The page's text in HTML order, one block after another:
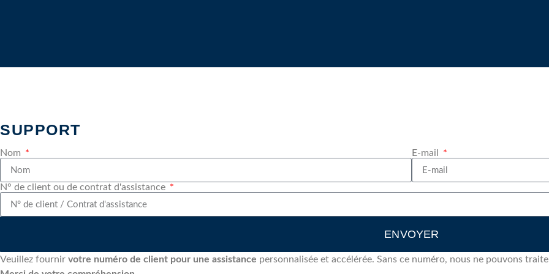
SUPPORT
Nom E-mail
N° de client ou de contrat d'assistance
ENVOYER
Veuillez fournir votre numéro de client pour une assistance personnalisée et accélérée. Sans ce numéro, nous ne pouvons